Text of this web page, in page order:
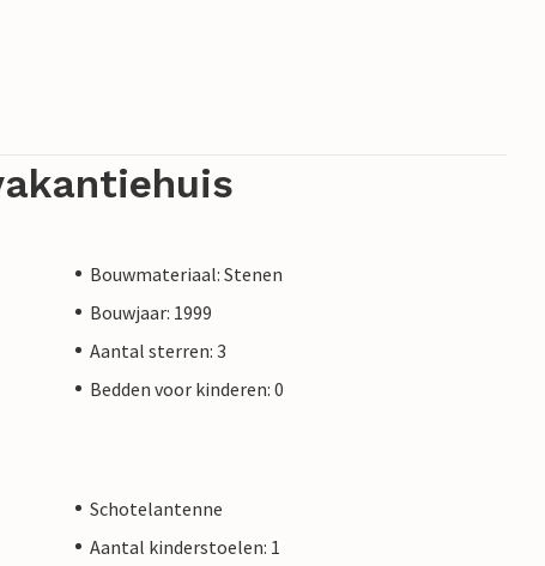
Bouwmateriaal: Stenen
Bouwjaar: 1999
Aantal sterren: 3
Bedden voor kinderen: 0
Schotelantenne
Aantal kinderstoelen: 1